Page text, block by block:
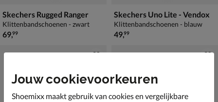
Skechers Rugged Ranger
Klittenbandschoenen - zwart
€ 69,99
69,99
Skechers Uno Lite - Vendox
Klittenbandschoenen - blauw
€ 49,99
49,99
Jouw cookievoorkeuren
Shoemixx maakt gebruik van cookies en vergelijkbare